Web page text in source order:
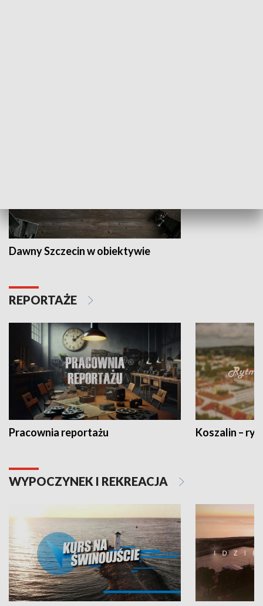
Dawny Szczecin w obiektywie
REPORTAŻE
Pracownia reportażu Koszalin –
WYPOCZYNEK I REKREACJA